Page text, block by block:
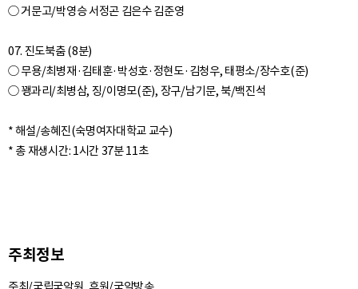
○ 거문고/박영승 서정곤 김은수 김준영
07. 진도북춤 (8분)
○ 무용/최병재·김태훈·박성호·정현도·김청우, 태평소/장수호(준)
○ 꽹과리/최병삼, 징/이명모(준), 장구/남기문, 북/백진석
* 해설/송혜진(숙명여자대학교 교수)
* 총 재생시간: 1시간 37분 11초
주최정보